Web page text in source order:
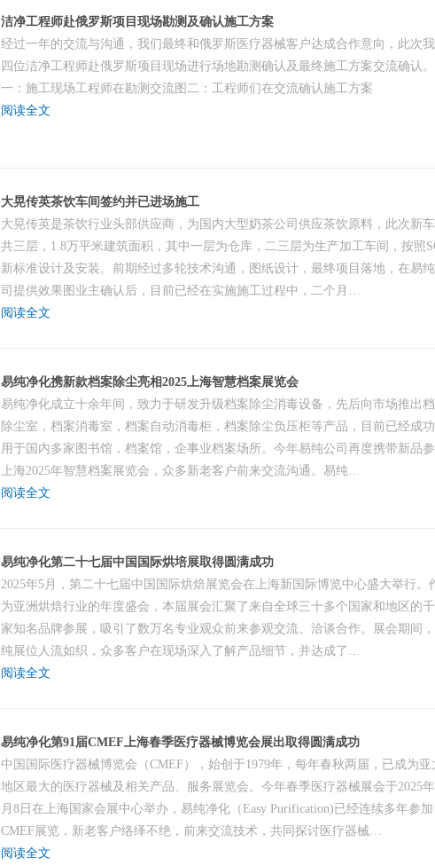
洁净工程师赴俄罗斯项目现场勘测及确认施工方案
经过一年的交流与沟通，我们最终和俄罗斯医疗器械客户达成合作意向，此次
四位洁净工程师赴俄罗斯项目现场进行场地勘测确认及最终施工方案交流确认。
一：施工现场工程师在勘测交流图二：工程师们在交流确认施工方案
阅读全文
大晃传英茶饮车间签约并已进场施工
大晃传英是茶饮行业头部供应商，为国内大型奶茶公司供应茶饮原料，此次新
共三层，1.8万平米建筑面积，其中一层为仓库，二三层为生产加工车间，按照
新标准设计及安装。前期经过多轮技术沟通，图纸设计，最终项目落地，在易
司提供效果图业主确认后，目前已经在实施施工过程中，二个月…
阅读全文
易纯净化携新款档案除尘亮相2025上海智慧档案展览会
易纯净化成立十余年间，致力于研发升级档案除尘消毒设备，先后向市场推出
除尘室，档案消毒室，档案自动消毒柜，档案除尘负压柜等产品，目前已经成
用于国内多家图书馆，档案馆，企事业档案场所。今年易纯公司再度携带新品
上海2025年智慧档案展览会，众多新老客户前来交流沟通。易纯…
阅读全文
易纯净化第二十七届中国国际烘培展取得圆满成功
2025年5月，第二十七届中国国际烘焙展览会在上海新国际博览中心盛大举行。
为亚洲烘焙行业的年度盛会，本届展会汇聚了来自全球三十多个国家和地区的
家知名品牌参展，吸引了数万名专业观众前来参观交流、洽谈合作。展会期间
纯展位人流如织，众多客户在现场深入了解产品细节，并达成了…
阅读全文
易纯净化第91届CMEF上海春季医疗器械博览会展出取得圆满成功
中国国际医疗器械博览会（CMEF），始创于1979年，每年春秋两届，已成为亚
地区最大的医疗器械及相关产品、服务展览会。今年春季医疗器械展会于2025
月8日在上海国家会展中心举办，易纯净化（Easy Purification)已经连续多年参加
CMEF展览，新老客户络绎不绝，前来交流技术，共同探讨医疗器械…
阅读全文